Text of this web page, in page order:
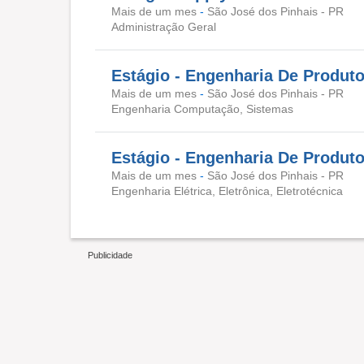
Mais de um mes - São José dos Pinhais - PR
Administração Geral
Estágio - Engenharia De
Mais de um mes - São José dos Pinhais - PR
Engenharia Computação, Sistemas
Estágio - Engenharia De
Mais de um mes - São José dos Pinhais - PR
Engenharia Elétrica, Eletrônica, Eletrotécnica